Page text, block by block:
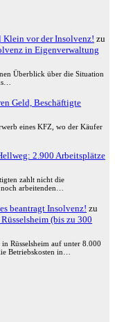
vor der Insolvenz! zu
in Eigenverwaltung
Überblick über die Situation
Geld, Beschäftigte
eines KFZ, wo der Käufer
2.900 Arbeitsplätze
zahlt nicht die
arbeitenden…
beantragt Insolvenz! zu
(bis zu 300
Rüsselsheim auf unter 8.000
Betriebskosten in…